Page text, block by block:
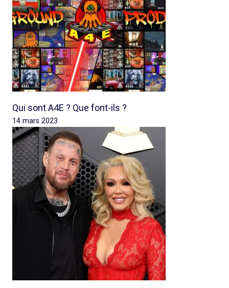
Qui sont A4E ? Que font-ils ?
14 mars 2023